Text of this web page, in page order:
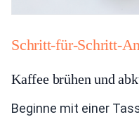
Schritt-für-Schritt-
Kaffee brühen und
Beginne mit einer